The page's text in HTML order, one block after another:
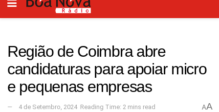
Região de Coimbra abre
candidaturas para apoiar micro
e pequenas empresas
4 de Setembro, 2024 Reading Time: 2 mins read AA